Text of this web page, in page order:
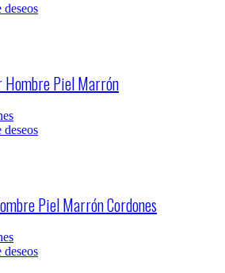
Hombre Piel Marrón
Piel Marrón Cordones